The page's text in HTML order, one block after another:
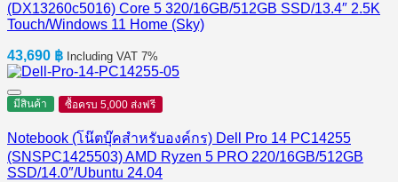
(DX13260c5016) Core 5 320/16GB/512GB SSD/13.4″ 2.5K
Touch/Windows 11 Home (Sky)
43,690 ฿ Including VAT 7%
มีสินค้า ซื้อครบ 5,000 ส่งฟรี
Notebook (โน๊ตบุ๊คสำหรับองค์กร) Dell Pro 14 PC14255
(SNSPC1425503) AMD Ryzen 5 PRO 220/16GB/512GB
SSD/14.0″/Ubuntu 24.04